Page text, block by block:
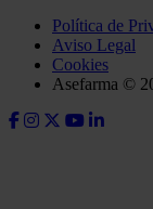
Política de
Aviso Legal
Cookies
Asefarma ©